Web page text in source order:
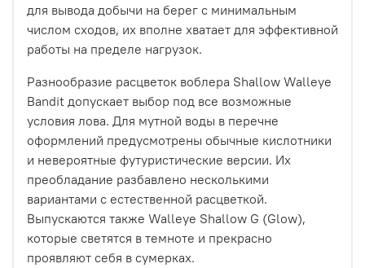
для вывода добычи на берег с минимальным
числом сходов, их вполне хватает для эффективной
работы на пределе нагрузок.
Разнообразие расцветок воблера Shallow Walleye
Bandit допускает выбор под все возможные
условия лова. Для мутной воды в перечне
оформлений предусмотрены обычные кислотники
и невероятные футуристические версии. Их
преобладание разбавлено несколькими
вариантами с естественной расцветкой.
Выпускаются также Walleye Shallow G (Glow),
которые светятся в темноте и прекрасно
проявляют себя в сумерках.